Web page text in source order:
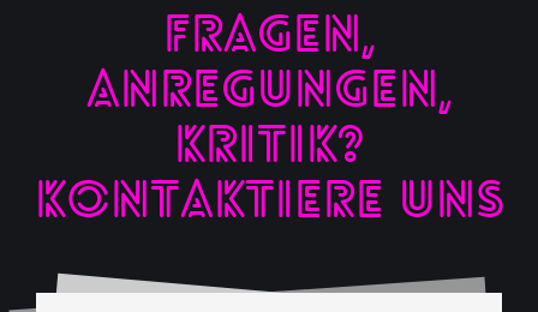
FRAGEN,
ANREGUNGEN,
KRITIK?
KONTAKTIERE UNS